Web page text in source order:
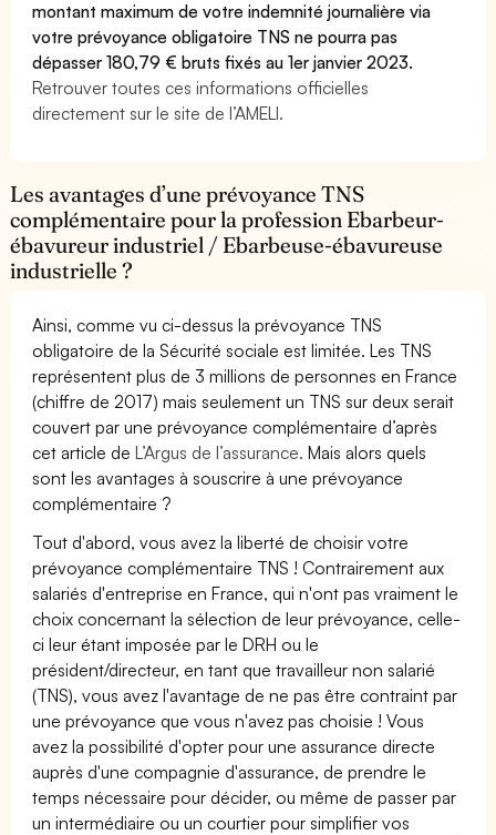
montant maximum de votre indemnité journalière via
votre prévoyance obligatoire TNS ne pourra pas
dépasser 180,79 € bruts fixés au 1er janvier 2023.
Retrouver toutes ces informations officielles
directement sur le site de l’AMELI.
Les avantages d’une prévoyance TNS
complémentaire pour la profession Ebarbeur-
ébavureur industriel / Ebarbeuse-ébavureuse
industrielle ?
Ainsi, comme vu ci-dessus la prévoyance TNS
obligatoire de la Sécurité sociale est limitée. Les TNS
représentent plus de 3 millions de personnes en France
(chiffre de 2017) mais seulement un TNS sur deux serait
couvert par une prévoyance complémentaire d’après
cet article deL’Argus de l’assurance. Mais alors quels
sont les avantages à souscrire à une prévoyance
complémentaire ?
Tout d'abord, vous avez la liberté de choisir votre
prévoyance complémentaire TNS ! Contrairement aux
salariés d'entreprise en France, qui n'ont pas vraiment le
choix concernant la sélection de leur prévoyance, celle-
ci leur étant imposée par le DRH ou le
président/directeur, en tant que travailleur non salarié
(TNS), vous avez l'avantage de ne pas être contraint par
une prévoyance que vous n'avez pas choisie ! Vous
avez la possibilité d'opter pour une assurance directe
auprès d'une compagnie d'assurance, de prendre le
temps nécessaire pour décider, ou même de passer par
un intermédiaire ou un courtier pour simplifier vos